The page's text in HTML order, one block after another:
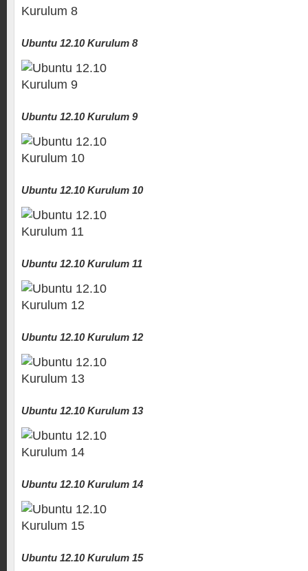
Ubuntu 12.10 Kurulum 8
Ubuntu 12.10 Kurulum 9
Ubuntu 12.10 Kurulum 10
Ubuntu 12.10 Kurulum 11
Ubuntu 12.10 Kurulum 12
Ubuntu 12.10 Kurulum 13
Ubuntu 12.10 Kurulum 14
Ubuntu 12.10 Kurulum 15